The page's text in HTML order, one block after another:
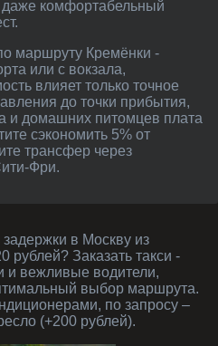
комфортабельный
или с вокзала,
влияет только точное
до точки прибытия,
и домашних питомцев плата
сэкономить 5% от
трансфер через
Фри.
рублей? Заказать такси -
и вежливые водители,
выбор маршрута.
по запросу –
(+200 рублей).